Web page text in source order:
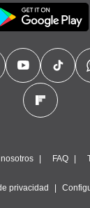
FAQ
privacidad